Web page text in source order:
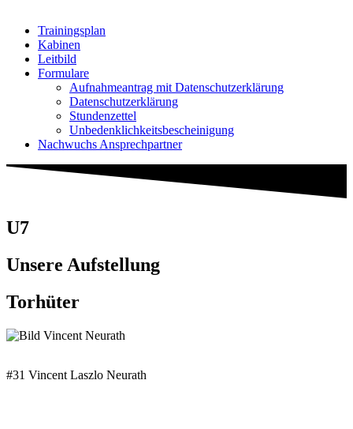
Trainingsplan
Kabinen
Leitbild
Formulare
Aufnahmeantrag mit Datenschutzerklärung
Datenschutzerklärung
Stundenzettel
Unbedenklichkeitsbescheinigung
Nachwuchs Ansprechpartner
U7
Unsere Aufstellung
Torhüter
#31 Vincent Laszlo Neurath